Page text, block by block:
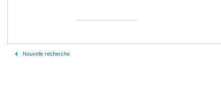
Nouvelle recherche